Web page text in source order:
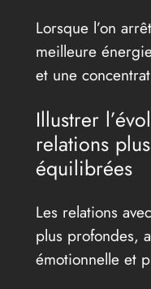
Lorsque l’on
meilleure
et une
Illustrer
relations
équilibrées
Les relations
plus profondes,
émotionnelle et